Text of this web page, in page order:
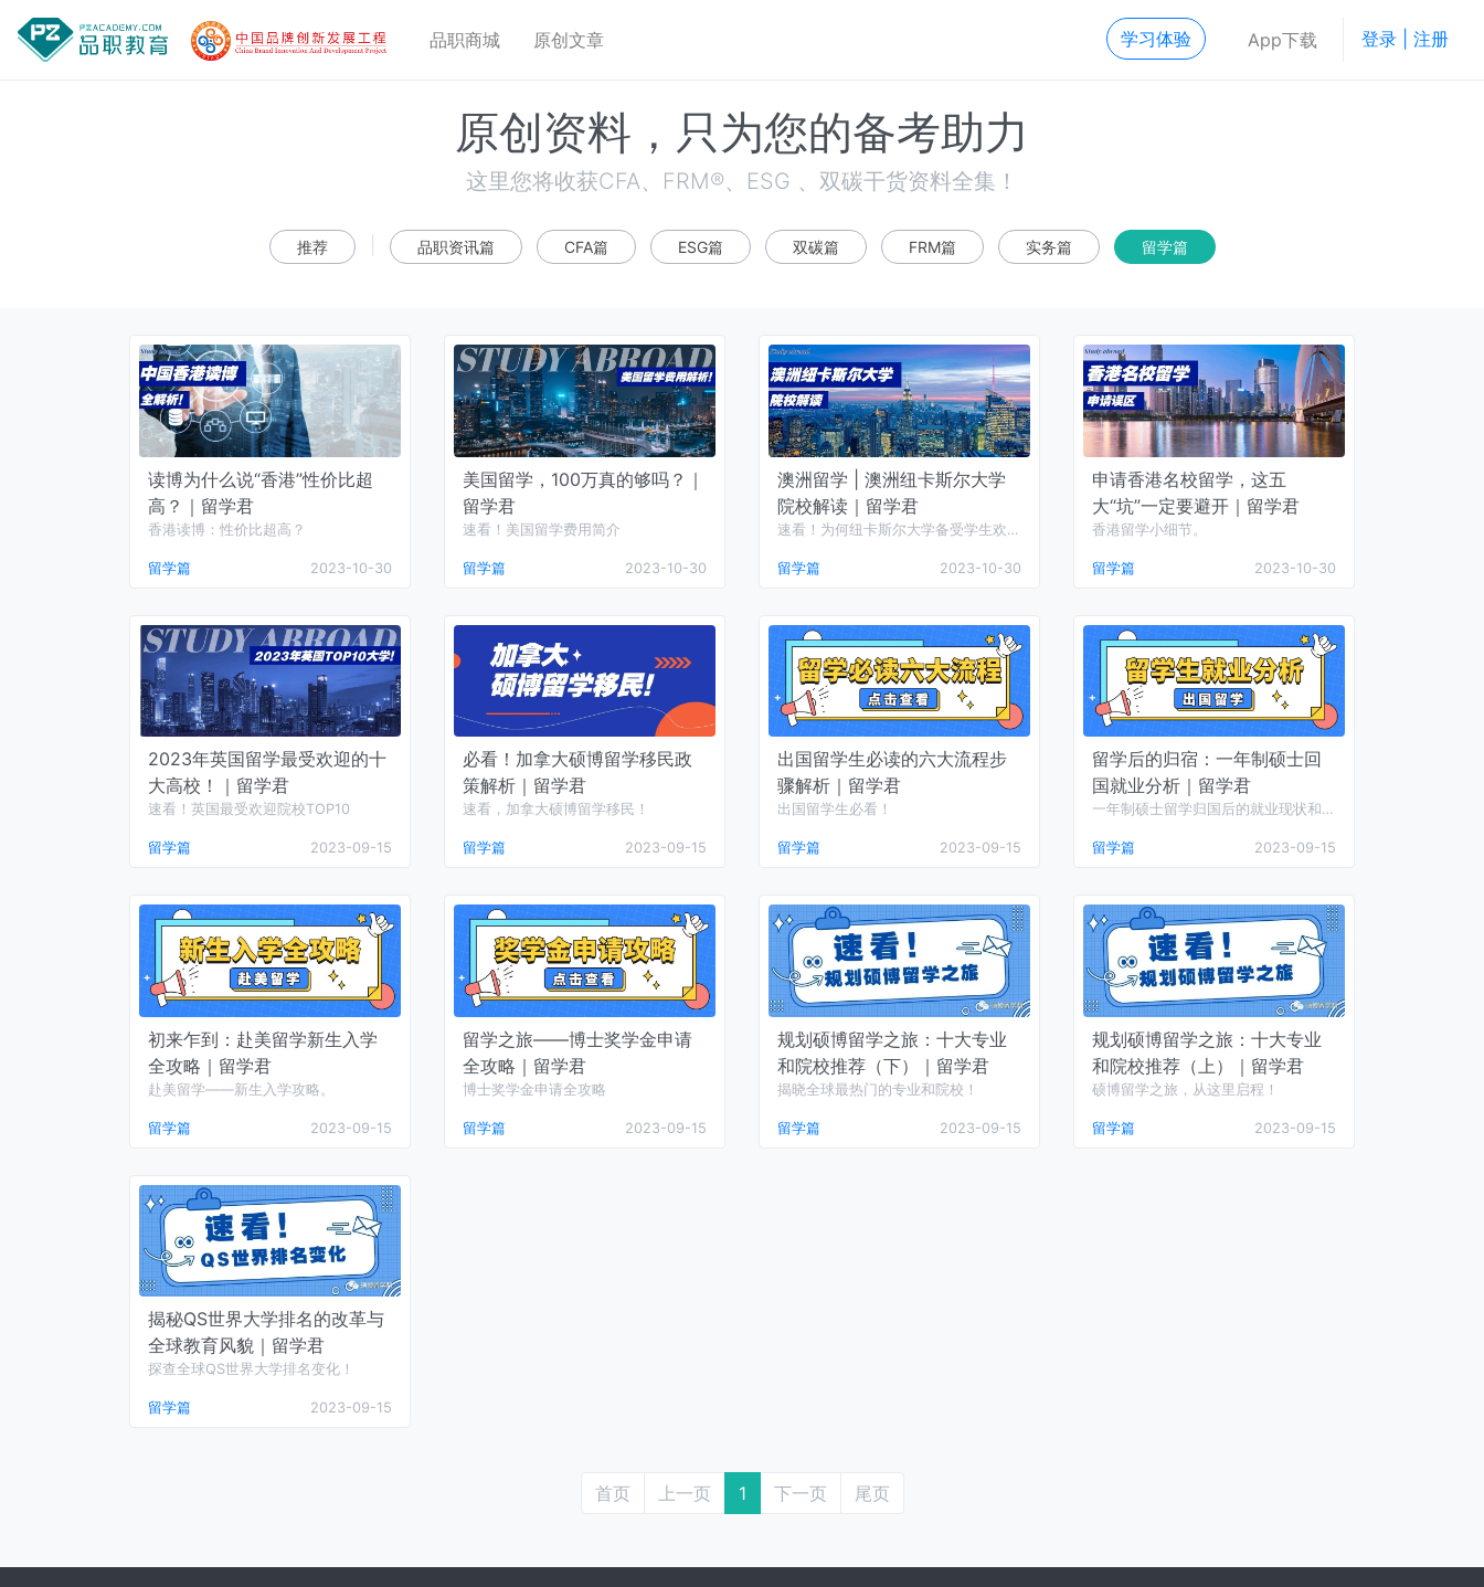
品职商城 原创文章 学习体验 App下载 登录 | 注册
原创资料，只为您的备考助力
这里您将收获CFA、FRM®、ESG 、双碳干货资料全集！
推荐 品职资讯篇 CFA篇 ESG篇 双碳篇 FRM篇 实务篇 留学篇
读博为什么说“香港”性价比超
高？｜留学君
香港读博：性价比超高？
留学篇 2023-10-30
美国留学，100万真的够吗？｜
留学君
速看！美国留学费用简介
留学篇 2023-10-30
澳洲留学 | 澳洲纽卡斯尔大学
院校解读｜留学君
速看！为何纽卡斯尔大学备受学生欢
留学篇
2023-10-30
申请香港名校留学，这五
大“坑”一定要避开｜留学君
香港留学小细节。
留学篇 2023-10-30
2023年英国留学最受欢迎的十
大高校！｜留学君
速看！英国最受欢迎院校TOP10
留学篇 2023-09-15
必看！加拿大硕博留学移民政
策解析｜留学君
速看，加拿大硕博留学移民！
留学篇 2023-09-15
出国留学生必读的六大流程步
骤解析｜留学君
出国留学生必看！
留学篇 2023-09-15
留学后的归宿：一年制硕士回
国就业分析｜留学君
一年制硕士留学归国后的就业现状和前
留学篇
2023-09-15
初来乍到：赴美留学新生入学
全攻略｜留学君
赴美留学——新生入学攻略。
留学篇 2023-09-15
留学之旅——博士奖学金申请
全攻略｜留学君
博士奖学金申请全攻略
留学篇 2023-09-15
规划硕博留学之旅：十大专业
和院校推荐（下）｜留学君
揭晓全球最热门的专业和院校！
留学篇 2023-09-15
规划硕博留学之旅：十大专业
和院校推荐（上）｜留学君
硕博留学之旅，从这里启程！
留学篇 2023-09-15
揭秘QS世界大学排名的改革与
全球教育风貌｜留学君
探查全球QS世界大学排名变化！
留学篇 2023-09-15
首页 上一页 1 下一页 尾页